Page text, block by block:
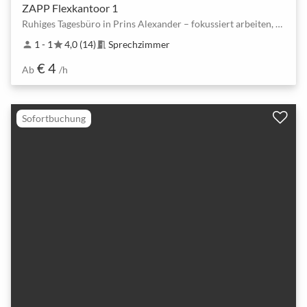
ZAPP Flexkantoor 1
Ruhiges Tagesbüro in Prins Alexander – fokussiert arbeiten, sofort buchbar
person 1 - 1star4,0 (14) meeting_room Sprechzimmer
Ab € 4 /h
Sofortbuchung